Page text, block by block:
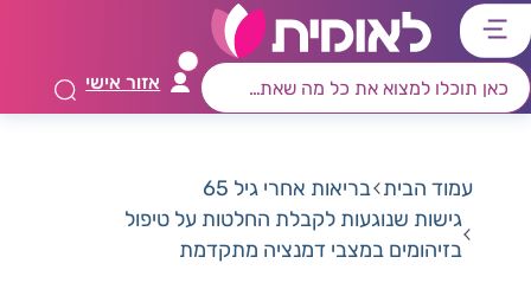
דלג
לתפריט
ראשי
דלג
לרכיב
חיפוש
דלג
לתוכן
מרכזי
דלג
לאזור
קישורים
אזור אישי
עמוד הבית בריאות אחרי גיל 65
גישות שנוגעות לקבלת החלטות על טיפול
בזיהומים במצבי דמנציה מתקדמת